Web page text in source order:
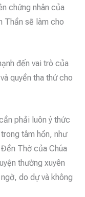
chứng nhân của
Thần sẽ làm cho
đến vai trò của
quyền tha thứ cho
phải luôn ý thức
tâm hồn, như
Thờ của Chúa
thường xuyên
do dự và không